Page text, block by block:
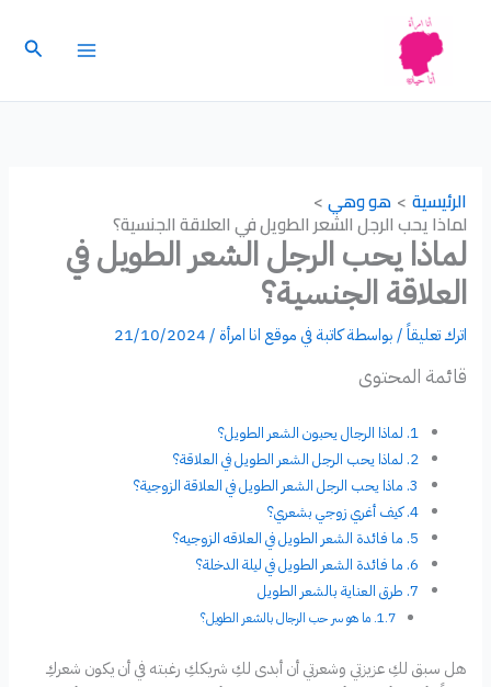
الرئيسية هو وهي
لماذا يحب الرجل الشعر الطويل في العلاقة الجنسية؟
لماذا يحب الرجل الشعر الطويل في
العلاقة الجنسية؟
اترك تعليقاً/ بواسطة كاتبة في موقع انا امرأة /
21/10/2024
قائمة المحتوى
لماذا الرجال يحبون الشعر الطويل؟
لماذا يحب الرجل الشعر الطويل في العلاقة؟
ماذا يحب الرجل الشعر الطويل في العلاقة الزوجية؟
كيف أغري زوجي بشعري؟
ما فائدة الشعر الطويل في العلاقه الزوجيه؟
ما فائدة الشعر الطويل في ليلة الدخلة؟
طرق العناية بالشعر الطويل
ما هو سر حب الرجال بالشعر الطويل؟
هل سبق لكِ عزيزتي وشعرتي أن أبدى لكِ شريككِ رغبته في أن يكون شعركِ